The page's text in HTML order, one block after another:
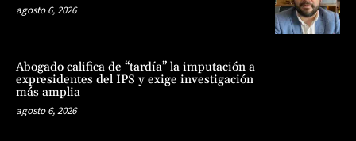
agosto 6, 2026
Abogado califica de “tardía” la imputación a
expresidentes del IPS y exige investigación
más amplia
agosto 6, 2026